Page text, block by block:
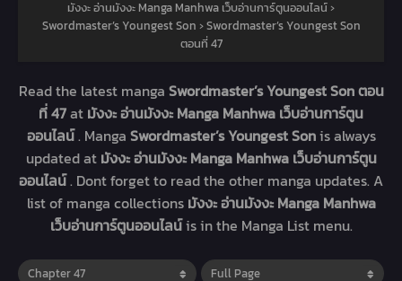
มังงะ อ่านมังงะ Manga Manhwa เว็บอ่านการ์ตูนออนไลน์›
Swordmaster’s Youngest Son ›Swordmaster’s Youngest Son
ตอนที่ 47
Read the latest manga Swordmaster’s Youngest Son ตอน
ที่ 47at มังงะ อ่านมังงะ Manga Manhwa เว็บอ่านการ์ตูน
ออนไลน์. Manga Swordmaster’s Youngest Sonis always
updated at มังงะ อ่านมังงะ Manga Manhwa เว็บอ่านการ์ตูน
ออนไลน์. Dont forget to read the other manga updates. A
list of manga collections มังงะ อ่านมังงะ Manga Manhwa
เว็บอ่านการ์ตูนออนไลน์is in the Manga List menu.